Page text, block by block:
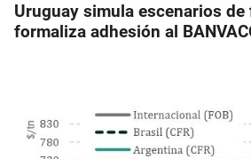
Uruguay simula escenarios
formaliza adhesión al